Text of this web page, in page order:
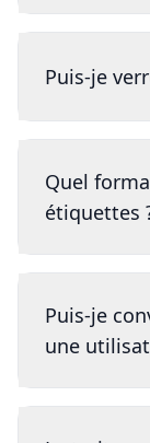
Puis-je
Quel
étiquettes
Puis-je
une